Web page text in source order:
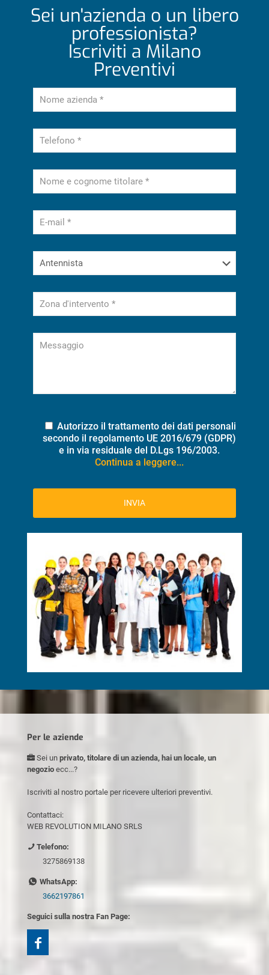
Sei un'azienda o un libero
professionista?
Iscriviti a Milano
Preventivi
Autorizzo il trattamento dei dati personali
secondo il regolamento UE 2016/679 (GDPR)
e in via residuale del D.Lgs 196/2003.
Continua a leggere...
Per le aziende
Sei un privato, titolare di un azienda, hai un locale, un
negozio ecc...?
Iscriviti al nostro portale per ricevere ulteriori preventivi.
Contattaci:
WEB REVOLUTION MILANO SRLS
Telefono:
3275869138
WhatsApp:
3662197861
Seguici sulla nostra Fan Page: